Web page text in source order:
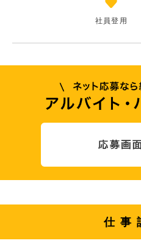
社員登用
仕事